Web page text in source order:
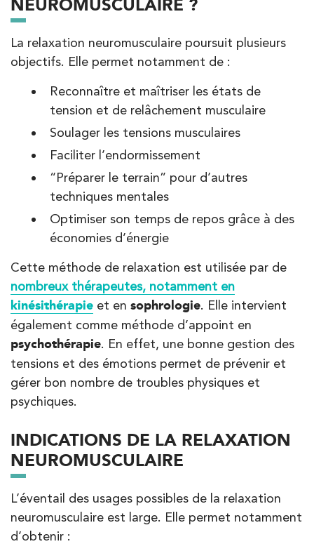
NEUROMUSCULAIRE ?
La relaxation neuromusculaire poursuit plusieurs
objectifs. Elle permet notamment de :
Reconnaître et maîtriser les états de
tension et de relâchement musculaire
Soulager les tensions musculaires
Faciliter l’endormissement
“Préparer le terrain” pour d’autres
techniques mentales
Optimiser son temps de repos grâce à des
économies d’énergie
Cette méthode de relaxation est utilisée par de
nombreux thérapeutes, notamment en
kinésithérapie et en sophrologie. Elle intervient
également comme méthode d’appoint en
psychothérapie. En effet, une bonne gestion des
tensions et des émotions permet de prévenir et
gérer bon nombre de troubles physiques et
psychiques.
INDICATIONS DE LA RELAXATION
NEUROMUSCULAIRE
L’éventail des usages possibles de la relaxation
neuromusculaire est large. Elle permet notamment
d’obtenir :
PRENDRE RDV
IK Bois Colombes – 92
1 Rue Mertens 92600 Bois-Colombes
PRENDRE RDV
PRENDRE RDV
IK Antony Olympe Sante – 92
28 Rue Velpeau 92160 Antony
28 Rue Velpeau 92160 Antony
01 76 21 71 41
PRENDRE RDV
PRENDRE RDV
Koss Paris 8 – Haussmann
74 Bd Haussmann 75008 Paris
01 44 71 93 74
Kinésithérapie